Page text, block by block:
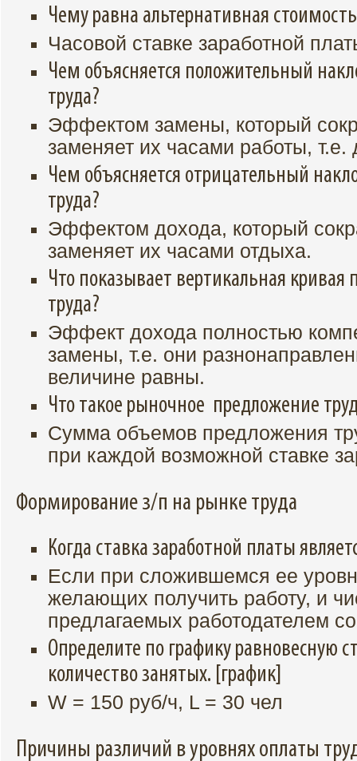
Чему равна альтернативная
Часовой ставке заработной
Чем объясняется положительный
труда?
Эффектом замены, который
заменяет их часами работы, т.е.
Чем объясняется отрицательный
труда?
Эффектом дохода, который
заменяет их часами отдыха.
Что показывает вертикальная
труда?
Эффект дохода полностью
замены, т.е. они
величине равны.
Что такое рыночное предложение
Сумма объемов предложения
при каждой возможной ставке
Формирование з/п на рынке труда
Когда ставка заработной платы
Если при сложившемся ее
желающих получить работу, и
предлагаемых работодателем
Определите по графику равновесную
количество занятых. [график]
W = 150 руб/ч, L = 30 чел
Причины различий в уровнях оплаты